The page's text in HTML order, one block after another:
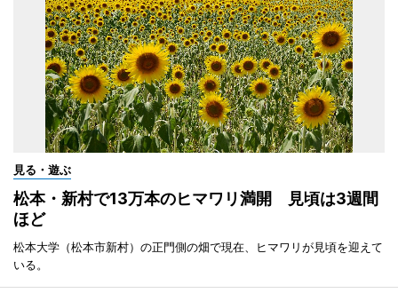
見る・遊ぶ
松本・新村で13万本のヒマワリ満開 見頃は3週間
ほど
松本大学（松本市新村）の正門側の畑で現在、ヒマワリが見頃を迎えて
いる。